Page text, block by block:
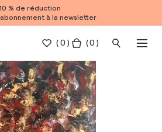
10 % de réduction
à la newsletter
(0 ) ( 0 )